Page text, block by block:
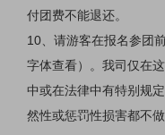
付团费不能退还。
10 、请游客在报名参团
字体查看）。我司仅在
中或在法律中有特别规
然性或惩罚性损害都不做